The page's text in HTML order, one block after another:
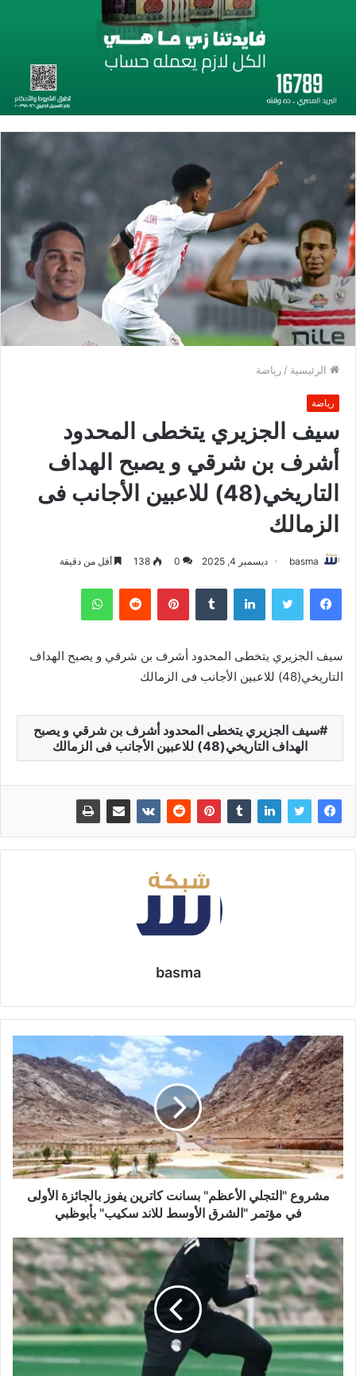
الرئيسية / رياضة
رياضة
سيف الجزيري يتخطى المحدود
أشرف بن شرقي و يصبح الهداف
التاريخي(48) للاعبين الأجانب فى
الزمالك
basma ديسمبر 4, 2025 0
138 أقل من دقيقة
فيسبوك تويتر لينكدإن بينتيريست واتساب
سيف الجزيري يتخطى المحدود أشرف بن شرقي و يصبح الهداف
التاريخي(48) للاعبين الأجانب فى الزمالك
سيف الجزيري يتخطى المحدود أشرف بن شرقي و يصبح
الهداف التاريخي(48) للاعبين الأجانب فى الزمالك
basma
مشروع "التجلي الأعظم" بسانت كاترين يفوز بالجائزة الأولى
في مؤتمر "الشرق الأوسط للاند سكيب" بأبوظبي